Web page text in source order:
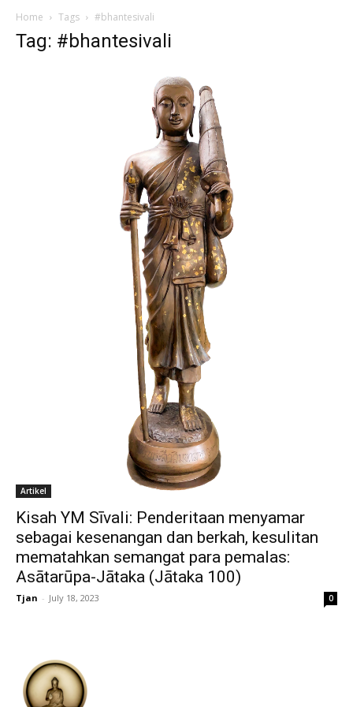
Home Tags #bhantesivali
Tag: #bhantesivali
Artikel
Kisah YM Sīvali: Penderitaan menyamar
sebagai kesenangan dan berkah, kesulitan
mematahkan semangat para pemalas:
Asātarūpa-Jātaka (Jātaka 100)
Tjan - July 18, 2023 0